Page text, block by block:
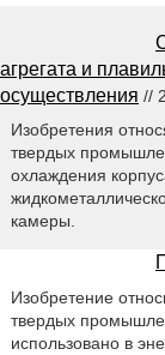
агрегата и
осуществления //
Изобретения
твердых
охлаждения
камеры.
Изобретение
твердых
использовано в